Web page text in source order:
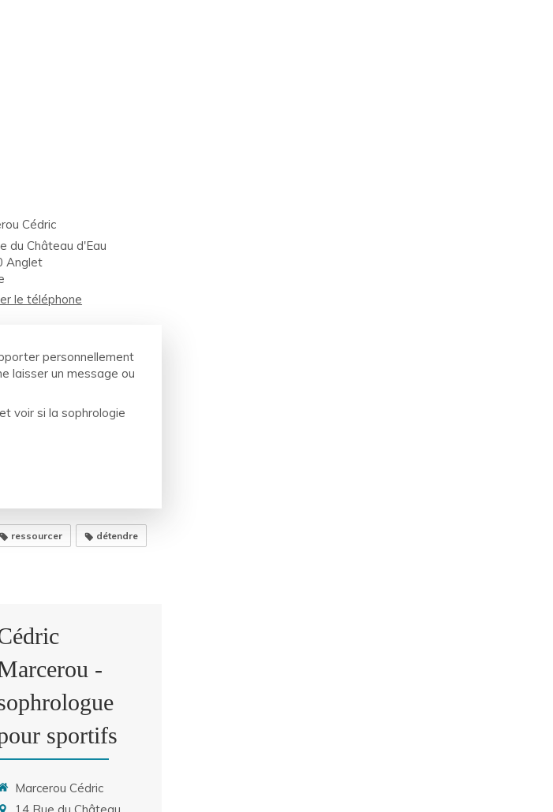
Cédric
du Château d'Eau
Anglet
le téléphone
personnellement
laisser un message ou
voir si la sophrologie
ressourcer détendre
-
sportifs
Marcerou Cédric